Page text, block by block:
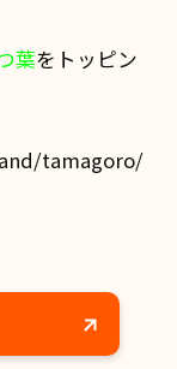
葉をトッピン
tamagoro/